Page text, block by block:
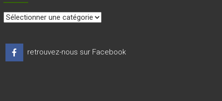
thèmes
retrouvez-nous sur Facebook